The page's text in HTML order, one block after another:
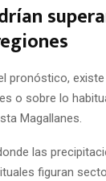
pronóstico,
o sobre lo
Magallanes.
las
figuran